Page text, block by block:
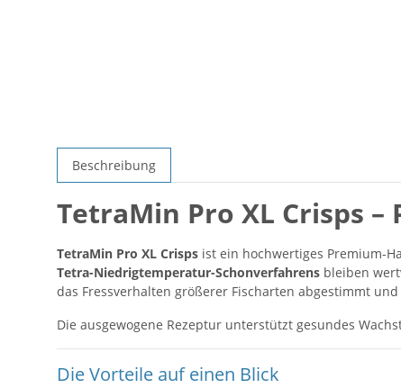
Beschreibung
TetraMin Pro XL Crisps
TetraMin Pro XL Crisps ist ein hochwertiges Premium-
Tetra-Niedrigtemperatur-Schonverfahrens bleiben
das Fressverhalten größerer Fischarten abgestimmt
Die ausgewogene Rezeptur unterstützt gesundes
Die Vorteile auf einen Blick